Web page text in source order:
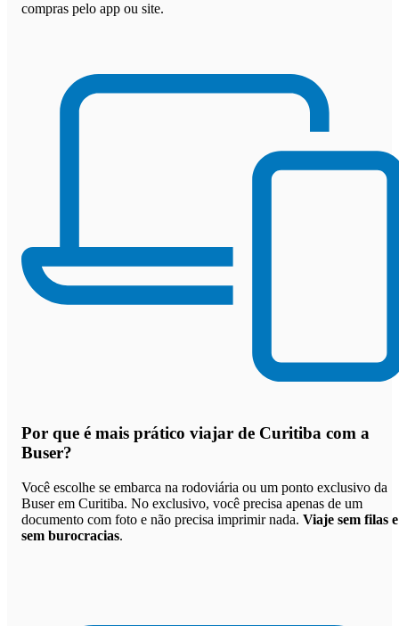
compras pelo app ou site.
Por que é mais prático viajar de Curitiba com a
Buser?
Você escolhe se embarca na rodoviária ou um ponto exclusivo da
Buser em Curitiba. No exclusivo, você precisa apenas de um
documento com foto e não precisa imprimir nada. Viaje sem filas e
sem burocracias.